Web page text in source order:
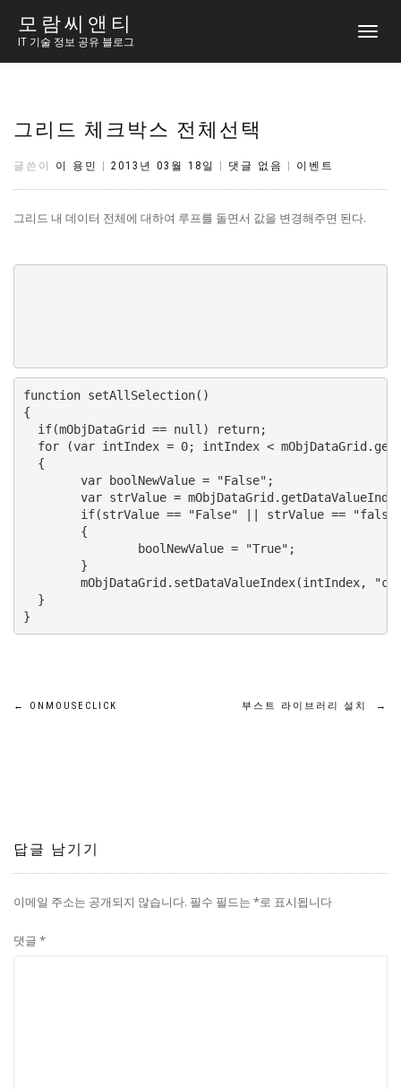
모람씨앤티
IT 기술 정보 공유 블로그
토
내
그리드 체크박스 전체선택
글쓴이 이 용민 2013년 03월 18일 댓글 없음 이벤트
그리드 내 데이터 전체에 대하여 루프를 돌면서 값을 변경해주면 된다.
function setAllSelection()
{
  if(mObjDataGrid == null) return;
for (var intIndex = 0; intIndex <
  {
  }
글
← ONMOUSECLICK 부스트 라이브러리 설치 →
답글 남기기
이메일 주소는 공개되지 않습니다. 필수 필드는 *로 표시됩니다
댓글 *